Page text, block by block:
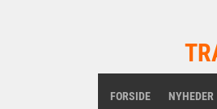
FORSIDE NYHEDER